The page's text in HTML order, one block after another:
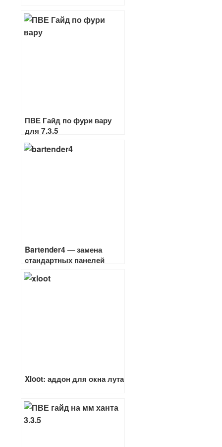
ПВЕ Гайд по фури вару
для 7.3.5
Bartender4 — замена
стандартных панелей
заклинаний
Xloot: аддон для окна лута